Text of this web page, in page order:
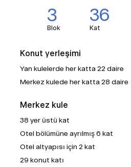
ÖZEL ENTEGRE RESORT
POTANSIYELI
Kat
36
Blok
3
Otel altyapısı için 2 kat
29 konut katı
Otel bölümüne ayrılmış 6 kat
38 yer üstü kat
Merkez kule
Merkez kulede her katta 28 daire
Yan kulelerde her katta 22 daire
Konut yerleşimi